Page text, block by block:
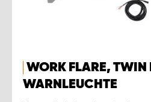
WORK FLARE, TWIN
WARNLEUCHTE